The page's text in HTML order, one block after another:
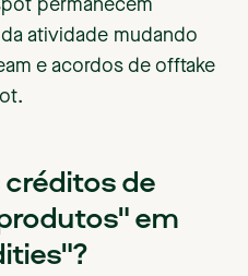
permanecem
atividade mudando
e acordos de offtake
de
em